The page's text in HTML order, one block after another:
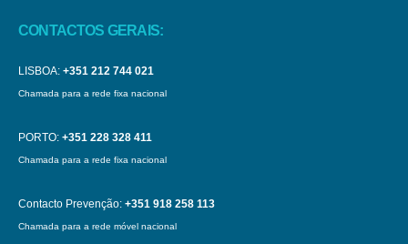
CONTACTOS GERAIS:
LISBOA: +351 212 744 021
Chamada para a rede fixa nacional
PORTO: +351 228 328 411
Chamada para a rede fixa nacional
Contacto Prevenção: +351 918 258 113
Chamada para a rede móvel nacional